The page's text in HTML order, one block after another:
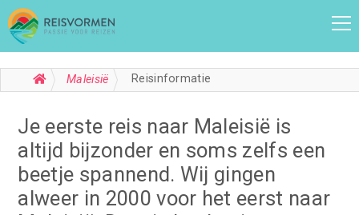
Maleisië Reisinformatie
Je eerste reis naar Maleisië is
altijd bijzonder en soms zelfs een
beetje spannend. Wij gingen
alweer in 2000 voor het eerst naar